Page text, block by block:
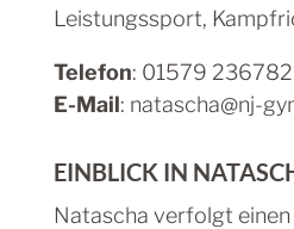
EINBLICK IN
Natascha verfolgt
Leistungssport,
Telefon: 01579
E-Mail: natascha@nj-